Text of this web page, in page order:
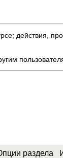
действия,
раздела